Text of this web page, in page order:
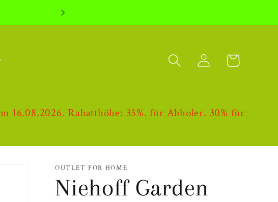
EinloggenWarenkorb
16.08.2026. Rabatthöhe: 35%. für Abholer. 30% für
OUTLET FOR HOME
Niehoff Garden